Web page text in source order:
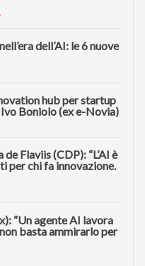
dell’AI: le 6 nuove
hub per startup
Boniolo (ex e-Novia)
Flaviis (CDP): “L’AI è
per chi fa innovazione.
“Un agente AI lavora
basta ammirarlo per